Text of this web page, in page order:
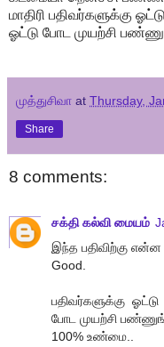
மாதிரி பதிவர்களுக்கு
ஓட்டு போட முயற்சி
முத்துசிவா at Thursday,
Share
8 comments:
சக்தி கல்வி மையம்
இந்த பதிவிற்கு
Good.
பதிவர்களுக்கு ஓட்டு
போட முயற்சி
100% உண்மை..